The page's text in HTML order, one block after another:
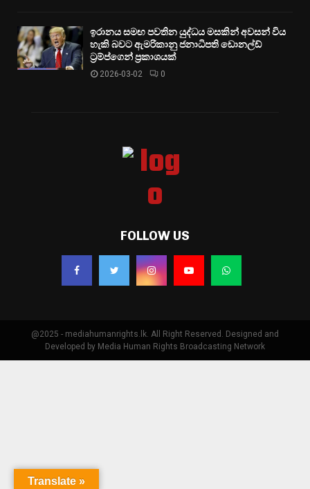
ඉරානය සමඟ පවතින යුද්ධය මසකින් අවසන් විය
හැකි බවට ඇමරිකානු ජනාධිපති ඩොනල්ඩ්
ට්‍රම්ප්ගෙන් ප්‍රකාශයක්
2026-03-02 0
FOLLOW US
@2025 - mediahumanrights.lk. All Right Reserved. Designed and
Developed by Media Human Rights Broadcasting Network
Translate »